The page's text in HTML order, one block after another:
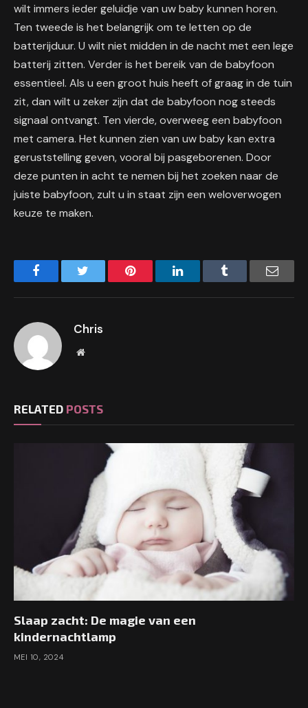
wilt immers ieder geluidje van uw baby kunnen horen.
Ten tweede is het belangrijk om te letten op de
batterijduur. U wilt niet midden in de nacht met een lege
batterij zitten. Verder is het bereik van de babyfoon
essentieel. Als u een groot huis heeft of graag in de tuin
zit, dan wilt u zeker zijn dat de babyfoon nog steeds
signaal ontvangt. Ten vierde, overweeg een babyfoon
met camera. Het kunnen zien van uw baby kan extra
geruststelling geven, vooral bij pasgeborenen. Door
deze punten in acht te nemen bij het zoeken naar de
juiste babyfoon, zult u in staat zijn een weloverwogen
keuze te maken.
Facebook Pinterest LinkedIn Email
Chris
Website
RELATED POSTS
Slaap zacht: De magie van een
kindernachtlamp
MEI 10, 2024